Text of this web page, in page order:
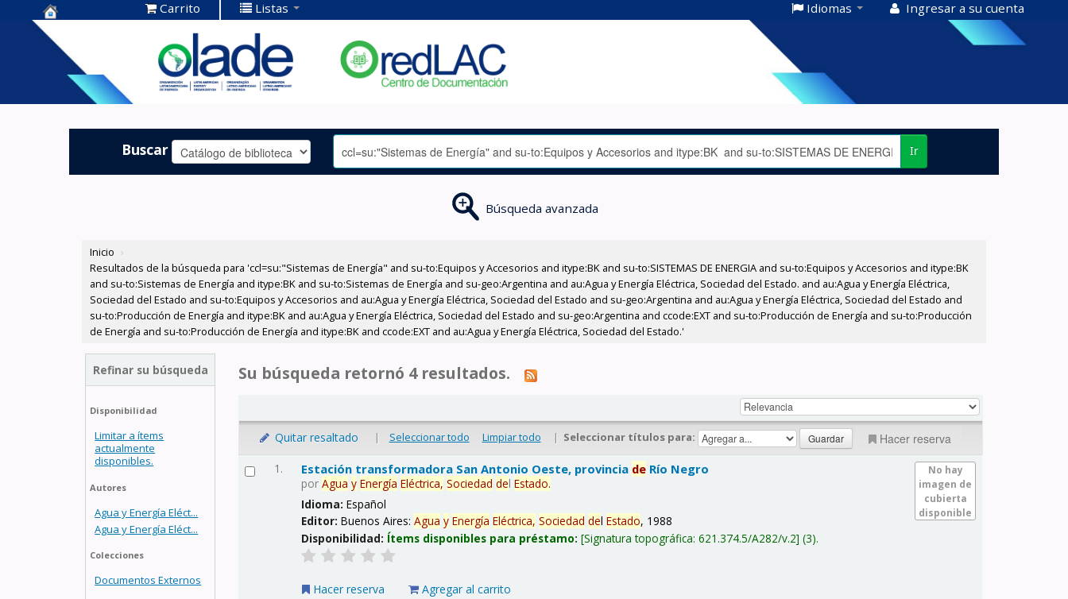
Centro de
Documentación
OLADE -
Carrito Listas Idiomas Ingresar a su cuenta
Buscar Ir
Búsqueda avanzada
Inicio ›
Resultados de la búsqueda para 'ccl=su:"Sistemas de Energía" and su-to:Equipos y Accesorios and itype:BK and su-to:SISTEMAS DE ENERGIA and su-to:Equipos y Accesorios and itype:BK
and su-to:Sistemas de Energía and itype:BK and su-to:Sistemas de Energía and su-geo:Argentina and au:Agua y Energía Eléctrica, Sociedad del Estado. and au:Agua y Energía Eléctrica,
Sociedad del Estado and su-to:Equipos y Accesorios and au:Agua y Energía Eléctrica, Sociedad del Estado and su-geo:Argentina and au:Agua y Energía Eléctrica, Sociedad del Estado and
su-to:Producción de Energía and itype:BK and au:Agua y Energía Eléctrica, Sociedad del Estado and su-geo:Argentina and ccode:EXT and su-to:Producción de Energía and su-to:Producción
de Energía and su-to:Producción de Energía and itype:BK and ccode:EXT and au:Agua y Energía Eléctrica, Sociedad del Estado.'
Refinar su búsqueda
Disponibilidad
Limitar a ítems
actualmente
disponibles.
Autores
Agua y Energía Eléct...
Agua y Energía Eléct...
Colecciones
Documentos Externos
Su búsqueda retornó 4 resultados.
Quitar resaltado | Seleccionar todo Limpiar todo | Seleccionar títulos para: Hacer reserva
1.
No hay
imagen de
cubierta
disponible
Estación transformadora San Antonio Oeste, provincia de Río Negro
porAgua y Energía Eléctrica, Sociedad delEstado.
Idioma:Español
Editor:Buenos Aires:Agua y Energía Eléctrica, Sociedad delEstado, 1988
Disponibilidad: Ítems disponibles para préstamo: Signatura topográfica:621.374.5/A282/v.2 (3).
Hacer reserva Agregar al carrito